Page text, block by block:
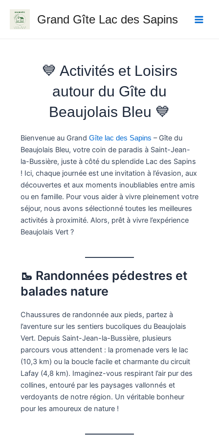
contenu
Grand Gîte Lac des Sapins
💙 Activités et Loisirs
autour du Gîte du
Beaujolais Bleu 💙
Bienvenue au Grand Gîte lac des Sapins – Gîte du
Beaujolais Bleu, votre coin de paradis à Saint-Jean-
la-Bussière, juste à côté du splendide Lac des Sapins
! Ici, chaque journée est une invitation à l’évasion, aux
découvertes et aux moments inoubliables entre amis
ou en famille. Pour vous aider à vivre pleinement votre
séjour, nous avons sélectionné toutes les meilleures
activités à proximité. Alors, prêt à vivre l’expérience
Beaujolais Vert ?
🥾 Randonnées pédestres et
balades nature
Chaussures de randonnée aux pieds, partez à
l’aventure sur les sentiers bucoliques du Beaujolais
Vert. Depuis Saint-Jean-la-Bussière, plusieurs
parcours vous attendent : la promenade vers le lac
(10,3 km) ou la boucle facile et charmante du circuit
Lafay (4,8 km). Imaginez-vous respirant l’air pur des
collines, entouré par les paysages vallonnés et
verdoyants de notre région. Un véritable bonheur
pour les amoureux de nature !